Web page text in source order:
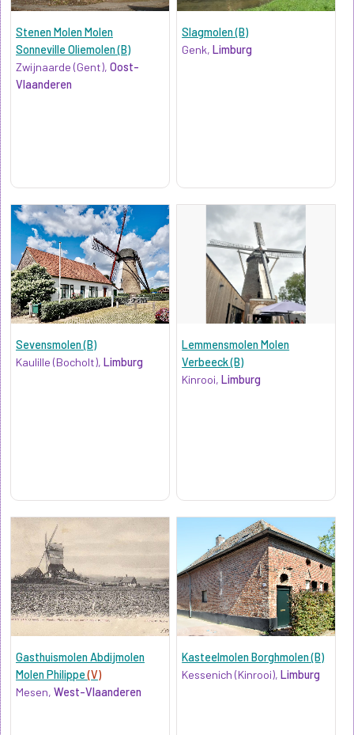
Stenen Molen Molen
Sonneville Oliemolen (B)
Zwijnaarde (Gent), Oost-
Vlaanderen
Slagmolen (B)
Genk,Limburg
Sevensmolen (B)
Kaulille (Bocholt), Limburg
Lemmensmolen Molen
Verbeeck (B)
Kinrooi,Limburg
Gasthuismolen Abdijmolen
Molen Philippe(V)
Mesen, West-Vlaanderen
Kasteelmolen Borghmolen (B)
Kessenich (Kinrooi),Limburg